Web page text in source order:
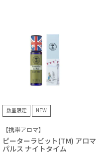
数量限定 NEW
【携帯アロマ】
ピーターラビット(TM) アロマ
パルス ナイトタイム